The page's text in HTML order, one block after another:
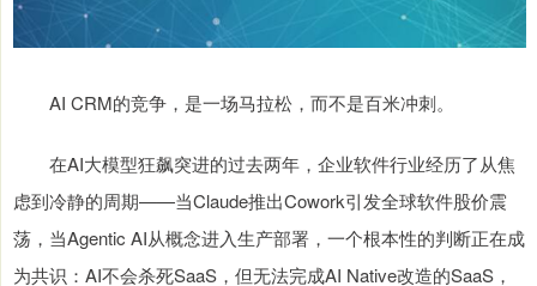
AI CRM的竞争，是一场马拉松，而不是百米冲刺。
在AI大模型狂飙突进的过去两年，企业软件行业经历了从焦
虑到冷静的周期——当Claude推出Cowork引发全球软件股价震
荡，当Agentic AI从概念进入生产部署，一个根本性的判断正在成
为共识：AI不会杀死SaaS，但无法完成AI Native改造的SaaS，